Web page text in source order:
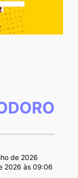
de 2026
2026 às 09:06